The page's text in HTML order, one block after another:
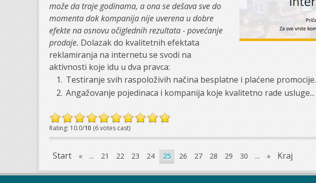
može da traje godinama, a ona se dešava sve do
momenta dok kompanija nije uverena u dobre
efekte na osnovu očiglednih rezultata - povećanje
prodaje. Dolazak do kvalitetnih efektata
reklamiranja na internetu se svodi na
aktivnosti koje idu u dva pravca:
Testiranje svih raspoloživih načina besplatne i plaćene promocije.
Angažovanje pojedinaca i kompanija koje kvalitetno rade usluge...
Rating: 10.0/10 (6 votes cast)
Start « ... 21 22 23 24 25 26 27 28 29 30 ... » Kraj